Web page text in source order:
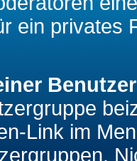
ein privates
Link im